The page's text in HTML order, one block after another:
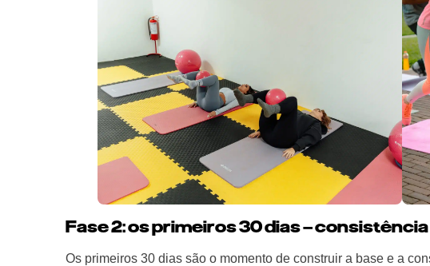
Fase 2: os primeiros 30 dias –
Os primeiros 30 dias são o momento de construir a base e a